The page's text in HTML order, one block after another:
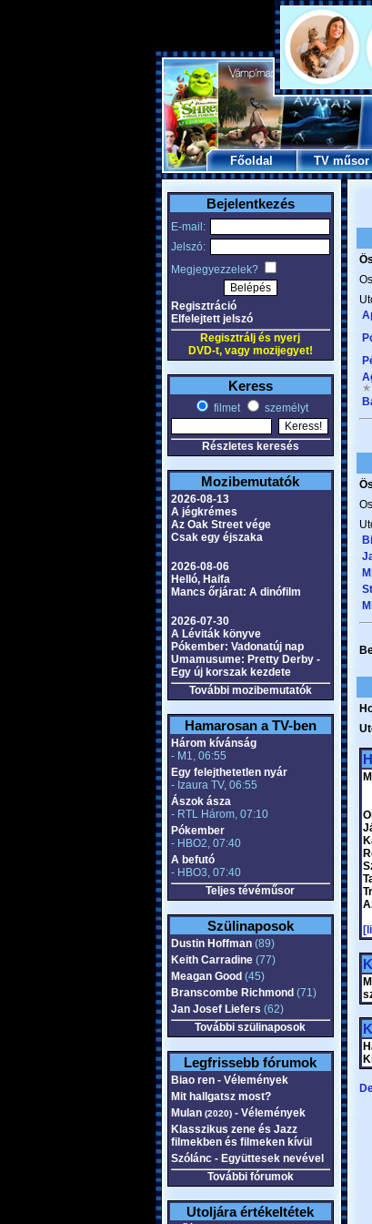
Főoldal TV műsor
Bejelentkezés
E-mail:
Jelszó:
Megjegyezzelek?
Regisztráció
Elfelejtett jelszó
Regisztrálj és nyerj
DVD-t, vagy mozijegyet!
Keress
filmet személyt
Részletes keresés
Mozibemutatók
2026-08-13
A jégkrémes
Az Oak Street vége
Csak egy éjszaka
2026-08-06
Helló, Haifa
Mancs őrjárat: A dinófilm
2026-07-30
A Léviták könyve
Pókember: Vadonatúj nap
Umamusume: Pretty Derby -
Egy új korszak kezdete
További mozibemutatók
Hamarosan a TV-ben
Három kívánság
- M1, 06:55
Egy felejthetetlen nyár
- Izaura TV, 06:55
Ászok ásza
- RTL Három, 07:10
Pókember
- HBO2, 07:40
A befutó
- HBO3, 07:40
Teljes tévéműsor
Szülinaposok
Dustin Hoffman(89)
Keith Carradine(77)
Meagan Good (45)
Branscombe Richmond (71)
Jan Josef Liefers (62)
További szülinaposok
Legfrissebb fórumok
Biao ren - Vélemények
Mit hallgatsz most?
Mulan (2020)- Vélemények
Klasszikus zene és Jazz
filmekben és filmeken kívül
Szólánc - Együttesek nevével
További fórumok
Utoljára értékeltétek